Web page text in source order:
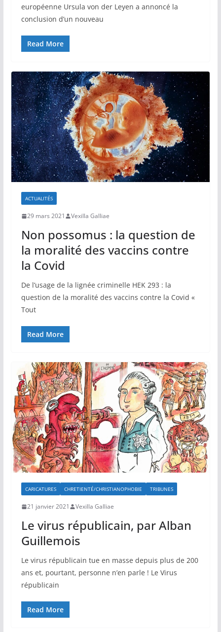
européenne Ursula von der Leyen a annoncé la
conclusion d’un nouveau
Read More
ACTUALITÉS
29 mars 2021 Vexilla Galliae
Non possomus : la question de
la moralité des vaccins contre
la Covid
De l’usage de la lignée criminelle HEK 293 : la
question de la moralité des vaccins contre la Covid «
Tout
Read More
CARICATURES CHRETIENTÉ/CHRISTIANOPHOBIE TRIBUNES
21 janvier 2021 Vexilla Galliae
Le virus républicain, par Alban
Guillemois
Le virus républicain tue en masse depuis plus de 200
ans et, pourtant, personne n’en parle ! Le Virus
républicain
Read More